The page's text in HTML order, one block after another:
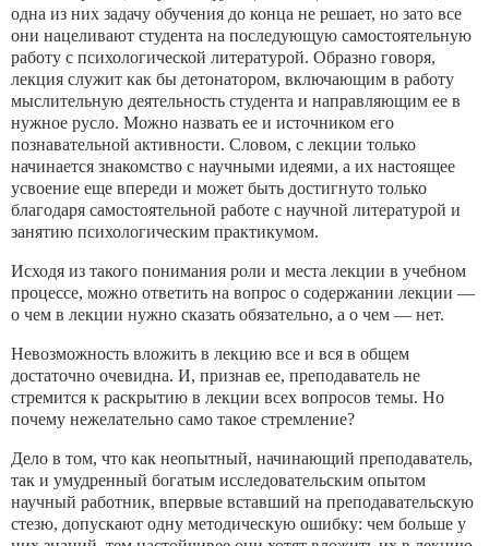
одна из них задачу обучения до конца не решает, но зато все
они нацеливают студента на последующую самостоятельную
работу с психологической литературой. Образно говоря,
лекция слу­жит как бы детонатором, включающим в работу
мыслительную деятельность студента и направляющим ее в
нужное русло. Можно назвать ее и источником его
познавательной активности. Словом, с лекции только
начинается знакомство с научными идеями, а их настоящее
усвоение еще впереди и может быть дос­тигнуто только
благодаря самостоятельной работе с научной ли­тературой и
занятию психологическим практикумом.
Исходя из такого понимания роли и места лекции в учебном
процессе, можно ответить на вопрос о содержании лекции —
о чем в лекции нужно сказать обязательно, а о чем — нет.
Невозможность вложить в лекцию все и вся в общем
достаточ­но очевидна. И, признав ее, преподаватель не
стремится к раскрытию в лекции всех вопросов темы. Но
почему нежелательно само такое стремление?
Дело в том, что как неопытный, начинающий преподаватель,
так и умудренный богатым исследовательским опытом
научный работник, впервые вставший на преподавательскую
стезю, до­пускают одну методическую ошибку: чем больше у